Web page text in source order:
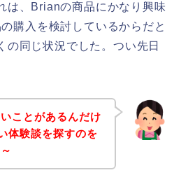
は、Brianの商品にかなり興味
購入を検討しているからだと
の同じ状況でした。つい先日
ことがあるんだけ
体験談を探すのを